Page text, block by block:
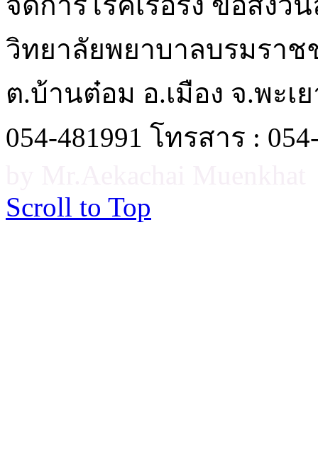
วิทยาลัยพยาบาลบรมราช
ต.บ้านต๋อม อ.เมือง จ.พะเ
054-481991 โทรสาร :
Scroll to Top